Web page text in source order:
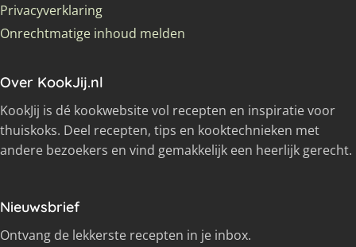
Privacyverklaring
Onrechtmatige inhoud melden
Over KookJij.nl
KookJij is dé kookwebsite vol recepten en inspiratie voor
thuiskoks. Deel recepten, tips en kooktechnieken met
andere bezoekers en vind gemakkelijk een heerlijk gerecht.
Nieuwsbrief
Ontvang de lekkerste recepten in je inbox.